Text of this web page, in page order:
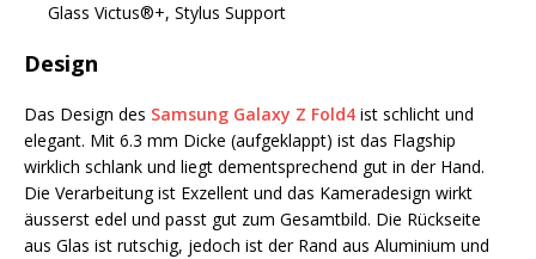
Glass Victus®+, Stylus Support
Design
Das Design des Samsung Galaxy Z Fold4 ist schlicht und
elegant. Mit 6.3 mm Dicke (aufgeklappt) ist das Flagship
wirklich schlank und liegt dementsprechend gut in der Hand.
Die Verarbeitung ist Exzellent und das Kameradesign wirkt
äusserst edel und passt gut zum Gesamtbild. Die Rückseite
aus Glas ist rutschig, jedoch ist der Rand aus Aluminium und